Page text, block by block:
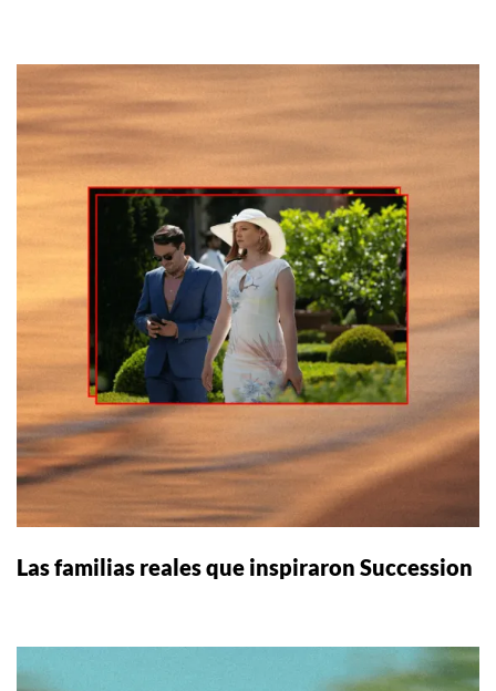
Las familias reales que inspiraron Succession